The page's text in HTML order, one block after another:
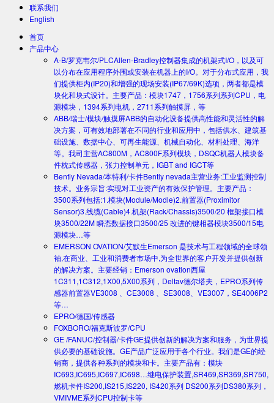
联系我们
English
首页
产品中心
A-B/罗克韦尔/PLCAllen-Bradley控制器集成的机架式I/O，以及可
以分布在应用程序外围或安装在机器上的I/O。对于分布式应用，我
们提供柜内(IP20)和增强的现场安装(IP67/69K)选项，两者都是模
块化和块式设计。主要产品：模块1747，1756系列系列CPU，电
源模块，1394系列电机，2711系列触摸屏，等
ABB/瑞士/模块/触摸屏ABB的自动化设备提供高性能和灵活性的解
决方案，可有效地部署在不同的行业和应用中，包括供水、建筑基
础设施、数据中心、可再生能源、机械自动化、材料处理、海洋
等。我司主营AC800M，AC800F系列模块，DSQC机器人模块备
件枕式传感器，张力控制单元，IGBT and IGCT等
Bently Nevada/本特利/卡件Bently nevada主营业务:工业监测控制
技术。业务宗旨:实现对工业资产的有效保护管理。主要产品：
3500系列包括:1.模块(Module/Modle)2.前置器(Proximitor
Sensor)3.线缆(Cable)4.机架(Rack/Chassis)3500/20 框架接口模
块3500/22M 瞬态数据接口3500/25 改进的键相器模块3500/15电
源模块…等
EMERSON OVATION/艾默生Emerson 是技术与工程领域的全球领
袖,在商业、工业和消费者市场中,为全世界的客户开发并提供创新
的解决方案。主要经销：Emerson ovation西屋
1C311,1C312,1X00,5X00系列，Deltav德尔塔夫，EPRO系列传
感器前置器VE3008 、CE3008 、SE3008、VE3007，SE4006P2
等…
EPRO/德国/传感器
FOXBORO/福克斯波罗/CPU
GE /FANUC/控制器/卡件GE提供创新的解决方案和服务，为世界提
供必要的基础设施。GE产品广泛应用于各个行业。我们是GE的经
销商，提供各种系列的模块和卡。主要产品有：模块
IC693,IC695,IC697,IC698…继电保护装置,SR469,SR369,SR750,
燃机卡件IS200,IS215,IS220, IS420系列 DS200系列DS380系列，
VMIVME系列CPU控制卡等